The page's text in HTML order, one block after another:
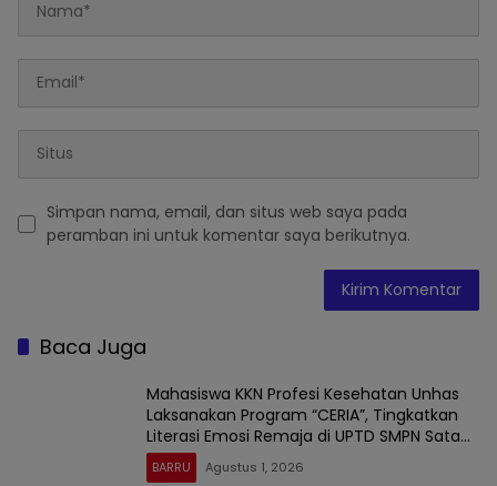
Simpan nama, email, dan situs web saya pada
peramban ini untuk komentar saya berikutnya.
Baca Juga
Mahasiswa KKN Profesi Kesehatan Unhas
Laksanakan Program “CERIA”, Tingkatkan
Literasi Emosi Remaja di UPTD SMPN Satap
9 Barru
BARRU Agustus 1, 2026